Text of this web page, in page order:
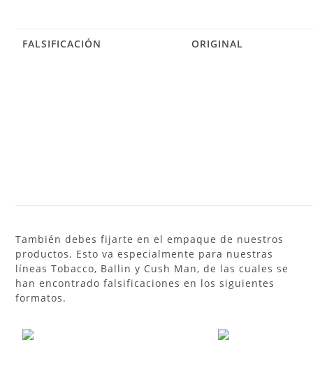
FALSIFICACIÓN ORIGINAL
También debes fijarte en el empaque de nuestros
productos. Esto va especialmente para nuestras
líneas Tobacco, Ballin y Cush Man, de las cuales se
han encontrado falsificaciones en los siguientes
formatos.